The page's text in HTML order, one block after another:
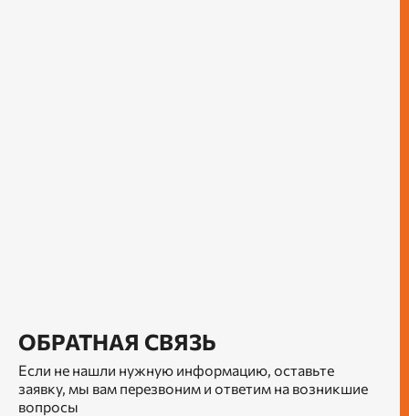
ОБРАТНАЯ СВЯЗЬ
Если не нашли нужную информацию, оставьте
заявку, мы вам перезвоним и ответим на возникшие
вопросы